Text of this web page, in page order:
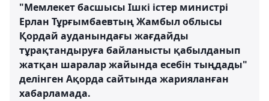
"Мемлекет басшысы Ішкі істер министрі
Ерлан Тұрғымбаевтың Жамбыл облысы
Қордай ауданындағы жағдайды
тұрақтандыруға байланысты қабылданып
жатқан шаралар жайында есебін тыңдады"
делінген Ақорда сайтында жарияланған
хабарламада.